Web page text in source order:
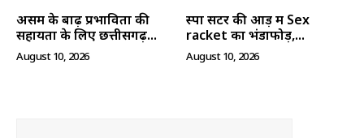
असम के बाढ़ प्रभावितों की
सहायता के लिए छत्तीसगढ़...
August 10, 2026
स्पा सेंटर की आड़ में Sex
racket का भंडाफोड़,...
August 10, 2026